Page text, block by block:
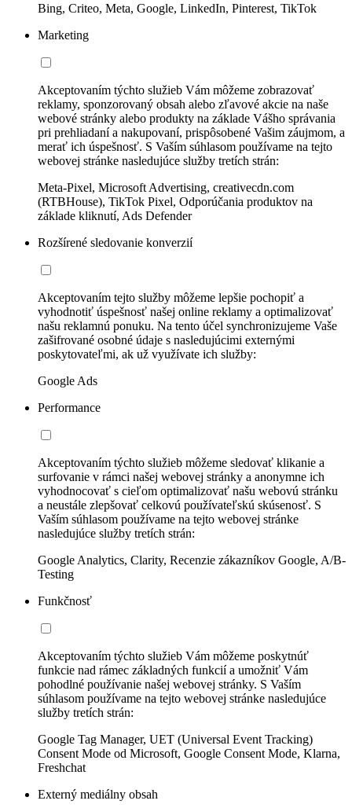
Bing, Criteo, Meta, Google, LinkedIn, Pinterest, TikTok
Marketing
Akceptovaním týchto služieb Vám môžeme zobrazovať
reklamy, sponzorovaný obsah alebo zľavové akcie na naše
webové stránky alebo produkty na základe Vášho správania
pri prehliadaní a nakupovaní, prispôsobené Vašim záujmom, a
merať ich úspešnosť. S Vaším súhlasom používame na tejto
webovej stránke nasledujúce služby tretích strán:
Meta-Pixel, Microsoft Advertising, creativecdn.com
(RTBHouse), TikTok Pixel, Odporúčania produktov na
základe kliknutí, Ads Defender
Rozšírené sledovanie konverzií
Akceptovaním tejto služby môžeme lepšie pochopiť a
vyhodnotiť úspešnosť našej online reklamy a optimalizovať
našu reklamnú ponuku. Na tento účel synchronizujeme Vaše
zašifrované osobné údaje s nasledujúcimi externými
poskytovateľmi, ak už využívate ich služby:
Google Ads
Performance
Akceptovaním týchto služieb môžeme sledovať klikanie a
surfovanie v rámci našej webovej stránky a anonymne ich
vyhodnocovať s cieľom optimalizovať našu webovú stránku
a neustále zlepšovať celkovú používateľskú skúsenosť. S
Vaším súhlasom používame na tejto webovej stránke
nasledujúce služby tretích strán:
Google Analytics, Clarity, Recenzie zákazníkov Google, A/B-
Testing
Funkčnosť
Akceptovaním týchto služieb Vám môžeme poskytnúť
funkcie nad rámec základných funkcií a umožniť Vám
pohodlné používanie našej webovej stránky. S Vaším
súhlasom používame na tejto webovej stránke nasledujúce
služby tretích strán:
Google Tag Manager, UET (Universal Event Tracking)
Consent Mode od Microsoft, Google Consent Mode, Klarna,
Freshchat
Externý mediálny obsah